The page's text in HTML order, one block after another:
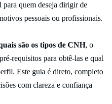
para quem deseja dirigir de
pessoais ou profissionais.
são os tipos de CNH, o
requisitos para obtê-las e qual
Este guia é direto, completo
com clareza e confiança